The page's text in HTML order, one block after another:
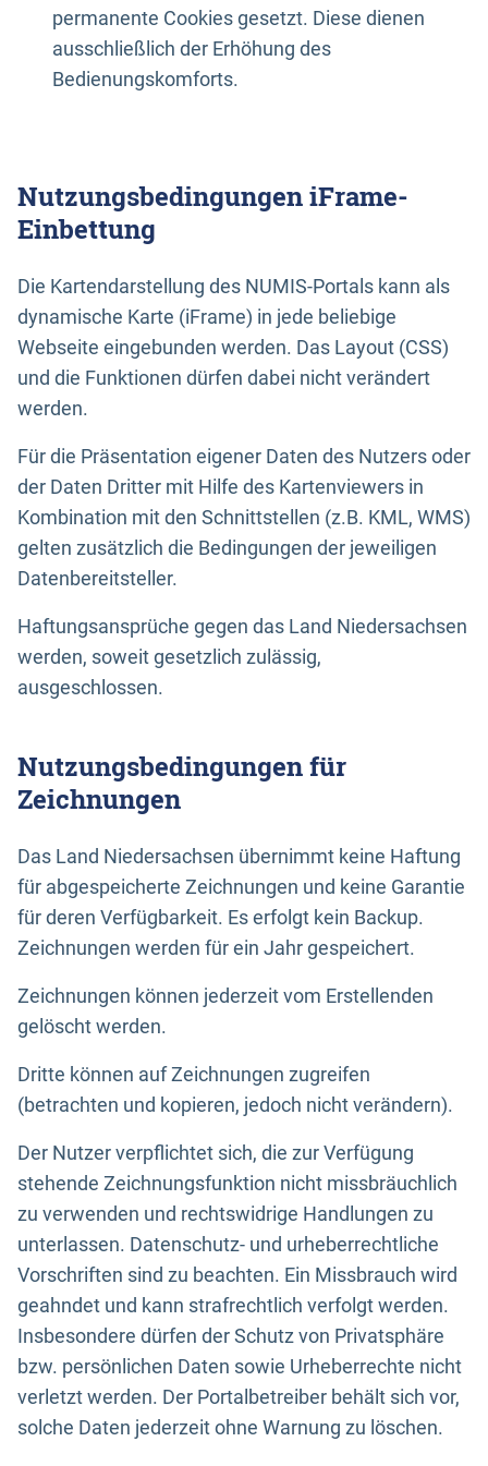
permanente Cookies gesetzt. Diese dienen
ausschließlich der Erhöhung des
Bedienungskomforts.
Nutzungsbedingungen iFrame-
Einbettung
Die Kartendarstellung des NUMIS-Portals kann als
dynamische Karte (iFrame) in jede beliebige
Webseite eingebunden werden. Das Layout (CSS)
und die Funktionen dürfen dabei nicht verändert
werden.
Für die Präsentation eigener Daten des Nutzers oder
der Daten Dritter mit Hilfe des Kartenviewers in
Kombination mit den Schnittstellen (z.B. KML, WMS)
gelten zusätzlich die Bedingungen der jeweiligen
Datenbereitsteller.
Haftungsansprüche gegen das Land Niedersachsen
werden, soweit gesetzlich zulässig,
ausgeschlossen.
Nutzungsbedingungen für
Zeichnungen
Das Land Niedersachsen übernimmt keine Haftung
für abgespeicherte Zeichnungen und keine Garantie
für deren Verfügbarkeit. Es erfolgt kein Backup.
Zeichnungen werden für ein Jahr gespeichert.
Zeichnungen können jederzeit vom Erstellenden
gelöscht werden.
Dritte können auf Zeichnungen zugreifen
(betrachten und kopieren, jedoch nicht verändern).
Der Nutzer verpflichtet sich, die zur Verfügung
stehende Zeichnungsfunktion nicht missbräuchlich
zu verwenden und rechtswidrige Handlungen zu
unterlassen. Datenschutz- und urheberrechtliche
Vorschriften sind zu beachten. Ein Missbrauch wird
geahndet und kann strafrechtlich verfolgt werden.
Insbesondere dürfen der Schutz von Privatsphäre
bzw. persönlichen Daten sowie Urheberrechte nicht
verletzt werden. Der Portalbetreiber behält sich vor,
solche Daten jederzeit ohne Warnung zu löschen.